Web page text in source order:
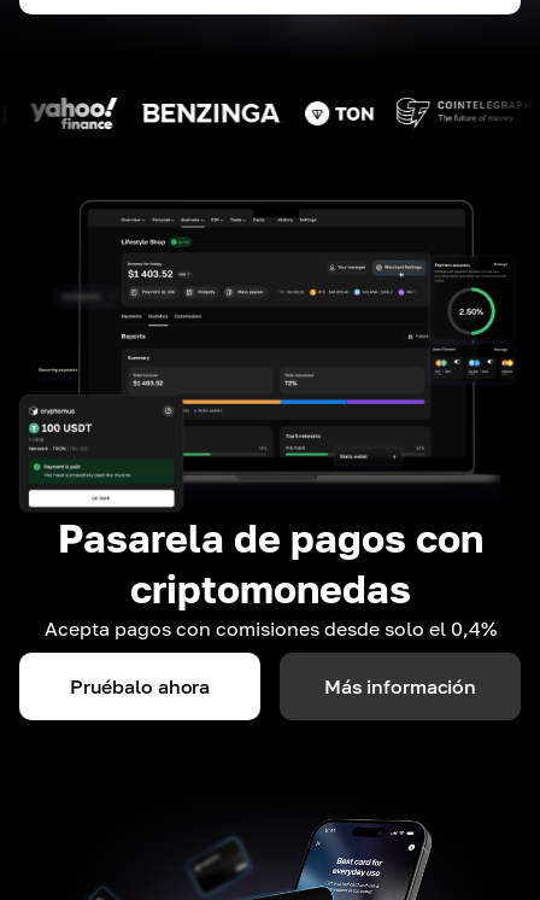
Pasarela de pagos con
criptomonedas
Acepta pagos con comisiones desde solo el 0,4%
Pruébalo ahora Más información